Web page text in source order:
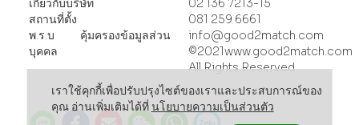
เกี่ยวกับบริษัท
สถานที่ตั้ง
พ.ร.บ คุ้มครองข้อมูลส่วน
บุคคล
02 136 7213-15
081 259 6661
info@good2match.com
©2021www.good2match.com
All Rights Reserved
เราใช้คุกกี้เพื่อปรับปรุงไซต์ของเราและประสบการณ์ของ
คุณ อ่านเพิ่มเติมได้ที่นโยบายความเป็นส่วนตัว